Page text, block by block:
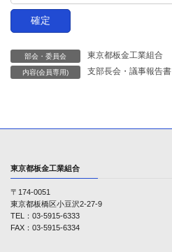
部会・委員会 東京都板金工業組合
内容(会員専用) 支部長会・議事報告書
東京都板金工業組合
〒174-0051
東京都板橋区小豆沢2-27-9
TEL：03-5915-6333
FAX：03-5915-6334